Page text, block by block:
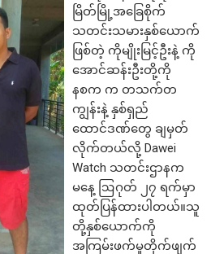
မြိတ်မြို့အခြေစိုက်
သတင်းသမားနှစ်ယောက်
ဖြစ်တဲ့ ကိုမျိုးမြင့်ဦးနဲ့ ကို
အောင်ဆန်းဦးတို့ကို
နစက က တသက်တ
ကျွန်းနဲ့ နှစ်ရှည်
ထောင်ဒဏ်တွေ ချမှတ်
လိုက်တယ်လို့ Dawei
Watch သတင်းဌာနက
မနေ့ ဩဂုတ် ၂၇ ရက်မှာ
ထုတ်ပြန်ထားပါတယ်။သူ
တို့နှစ်ယောက်ကို
အကြမ်းဖက်မှုတိုက်ဖျက်